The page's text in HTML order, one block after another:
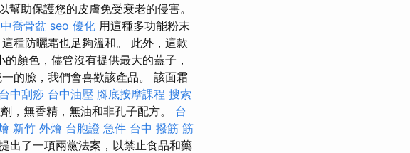
助保護您的皮膚免受衰老的侵害。
喬骨盆 seo 優化 用這種多功能粉末
種防曬霜也足夠溫和。 此外，這款
顏色，儘管沒有提供最大的蓋子，
的臉，我們會喜歡該產品。 該面霜
台中刮痧 台中油壓 腳底按摩課程 搜索
，無香精，無油和非孔子配方。 台
新竹 外燴 台胞證 急件 台中 撥筋 筋
出了一項兩黨法案，以禁止食品和藥